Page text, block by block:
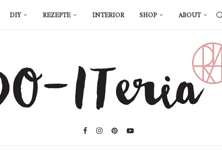
DIY REZEPTE INTERIOR SHOP ABOUT